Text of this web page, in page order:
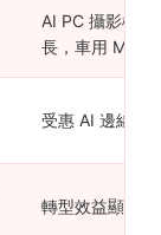
AI PC 攝影機
長，車用 MCU
受惠 AI 邊緣裝
轉型效益顯現